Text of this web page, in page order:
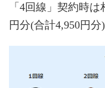
「4回線」契約時
円分(合計4,950円